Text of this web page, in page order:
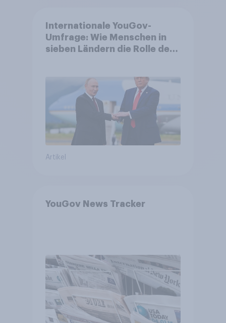
Internationale YouGov-
Umfrage: Wie Menschen in
sieben Ländern die Rolle der
Bedrohungen und Bündnisse
bewerten
Artikel
YouGov News Tracker